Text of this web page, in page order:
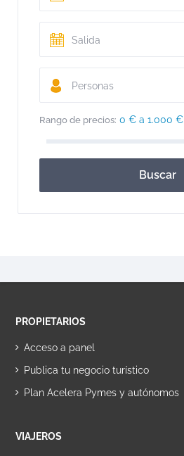
Personas
Rango de precios: 0 € a 1.000 €
Buscar
PROPIETARIOS
Acceso a panel
Publica tu negocio turístico
Plan Acelera Pymes y autónomos
VIAJEROS